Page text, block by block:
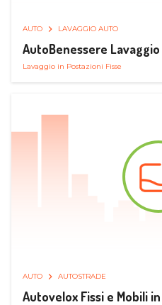
AUTO LAVAGGIO AUTO
AutoBenessere
Lavaggio in Postazioni Fisse
AUTO AUTOSTRADE
Autovelox Fissi e Mobili